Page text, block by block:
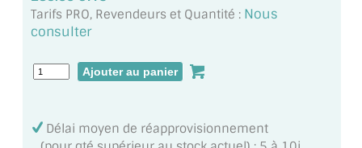
MIROIR POUR SALLE DE SPORT
MIROIR ENCADRÉ
MIROIR TV
Tarifs PRO, Revendeurs et Quantité : Nous
consulter
Délai moyen de réapprovisionnement